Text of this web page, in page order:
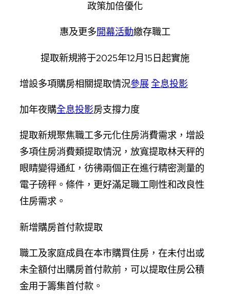
政策加倍優化
惠及更多開幕活動繳存職工
提取新規將于2025年12月15日起實施
增設多項購房相關提取情況參展全息投影
加年夜購全息投影房支撐力度
提取新規聚焦職工多元化住房消費需求，增設
多項住房消費類提取情況，放寬提取林天秤的
眼睛變得通紅，彷彿兩個正在進行精密測量的
電子磅秤。條件，更好滿足職工剛性和改良性
住房需求。
新增購房首付款提取
職工及家庭成員在本市購買住房，在未付出或
未全額付出購房首付款前，可以提取住房公積
金用于籌集首付款。